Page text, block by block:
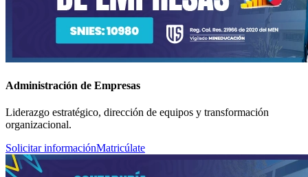
Administración de Empresas
Liderazgo estratégico, dirección de equipos y transformación
organizacional.
Solicitar informaciónMatricúlate